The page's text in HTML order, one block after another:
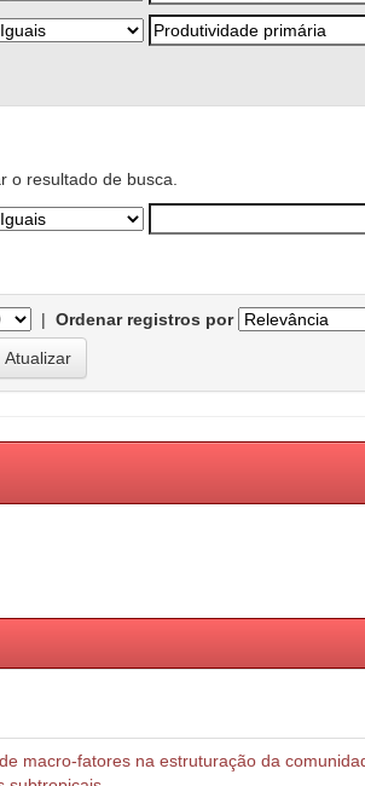
o resultado de busca.
| Ordenar registros por
macro-fatores na estruturação da